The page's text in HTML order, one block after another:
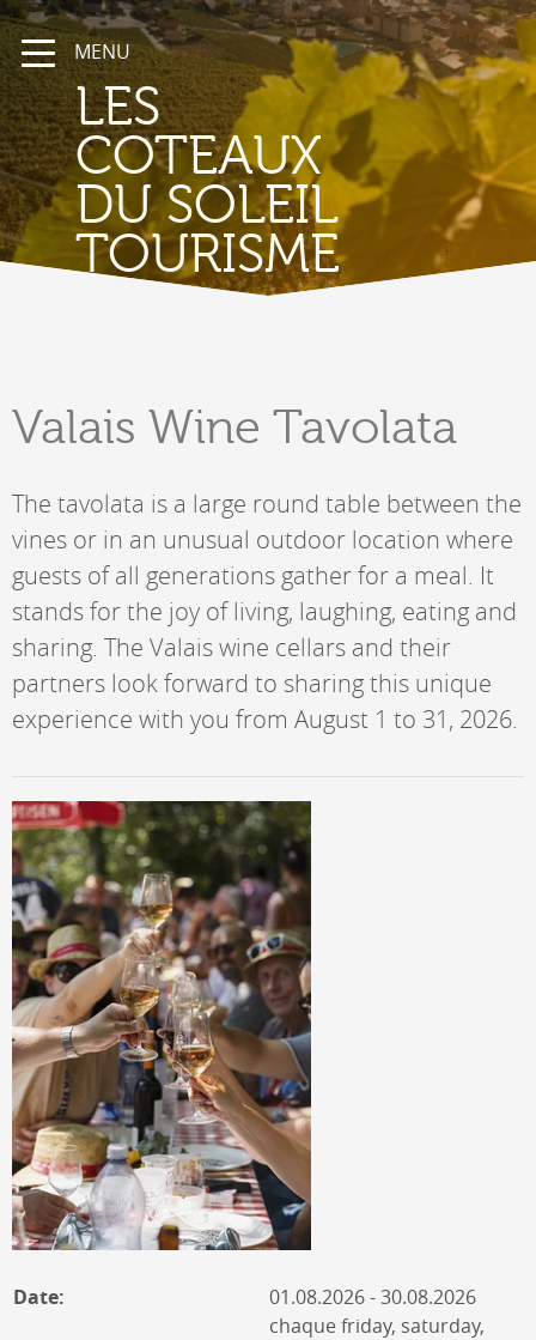
MENU
LES
COTEAUX
DU SOLEIL
TOURISME
Valais Wine Tavolata
The tavolata is a large round table between the
vines or in an unusual outdoor location where
guests of all generations gather for a meal. It
stands for the joy of living, laughing, eating and
sharing. The Valais wine cellars and their
partners look forward to sharing this unique
experience with you from August 1 to 31, 2026.
Date:
01.08.2026 - 30.08.2026
chaque friday, saturday,